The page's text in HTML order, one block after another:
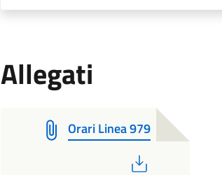
Allegati
Orari Linea 979